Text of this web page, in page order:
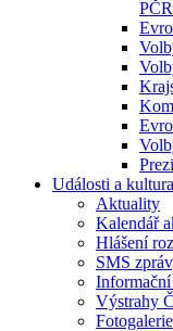
Události a kultura
Aktuality
Kalendář
Hlášení
SMS
Výstrahy
Fotogalerie